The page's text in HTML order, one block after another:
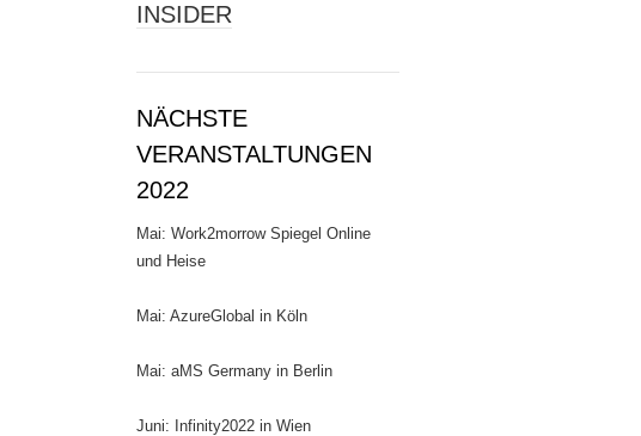
INSIDER
NÄCHSTE
VERANSTALTUNGEN
2022
Mai: Work2morrow Spiegel Online
und Heise
Mai: AzureGlobal in Köln
Mai: aMS Germany in Berlin
Juni: Infinity2022 in Wien